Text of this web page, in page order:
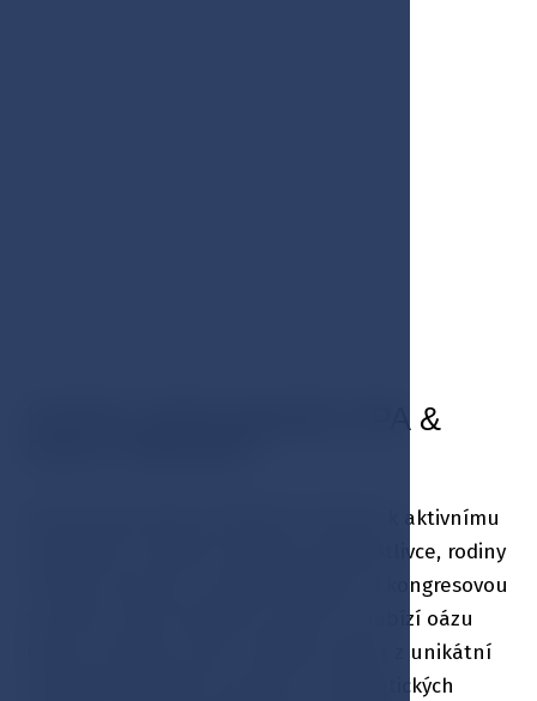
HOTEL ESPLANADE SPA &
Hotel Esplanade je ideálním místem k aktivnímu
odpočinku a dobití energie pro jednotlivce, rodiny
s dětmi, skupiny a zároveň golfovou i kongresovou
turistiku. Spa & wellness centrum nabízí oázu
klidu a relaxace, kde si můžete vybrat z unikátní
nabídky léčebných procedur a kosmetických